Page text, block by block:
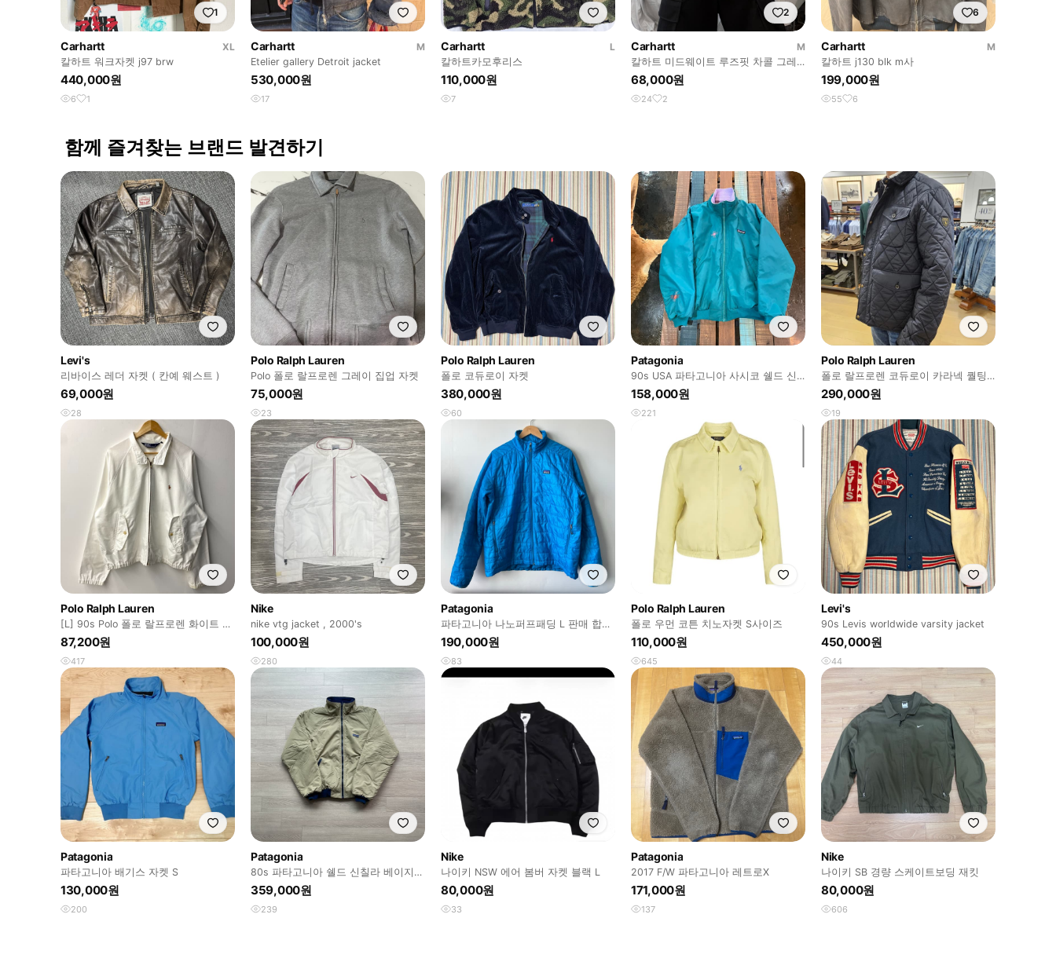
1
Carhartt
XL
칼하트 워크자켓 j97 brw
440,000원
6 1
Carhartt
M
Etelier gallery Detroit jacket
530,000원
17
Carhartt
L
칼하트카모후리스
110,000원
7
2
Carhartt
M
칼하트 미드웨이트 루즈핏 차콜 그레
이 후드집업 M
68,000원
24 2
6
Carhartt
M
칼하트 j130 blk m사
199,000원
55 6
함께 즐겨찾는 브랜드 발견하기
Levi's
리바이스 레더 자켓 ( 칸예 웨스트 )
69,000원
28
Polo Ralph Lauren
Polo 폴로 랄프로렌 그레이 집업 자켓
75,000원
23
Polo Ralph Lauren
폴로 코듀로이 자켓
380,000원
60
Patagonia
90s USA 파타고니아 사시코 쉘드 신
칠라 자켓
158,000원
221
Polo Ralph Lauren
폴로 랄프로렌 코듀로이 카라넥 퀄팅
자켓(L)
290,000원
19
Polo Ralph Lauren
[L] 90s Polo 폴로 랄프로렌 화이트 코
튼 해링턴 자켓
87,200원
417
Nike
nike vtg jacket , 2000's
100,000원
280
Patagonia
파타고니아 나노퍼프패딩 L 판매 합니
다
190,000원
83
Polo Ralph Lauren
폴로 우먼 코튼 치노자켓 S사이즈
110,000원
645
Levi's
90s Levis worldwide varsity jacket
450,000원
44
Patagonia
파타고니아 배기스 자켓 S
130,000원
200
Patagonia
80s 파타고니아 쉘드 신칠라 베이지
네이비 봄버 자켓 rare usa
359,000원
239
Nike
나이키 NSW 에어 봄버 자켓 블랙 L
80,000원
33
Patagonia
2017 F/W 파타고니아 레트로X
171,000원
137
Nike
나이키 SB 경량 스케이트보딩 재킷
80,000원
606